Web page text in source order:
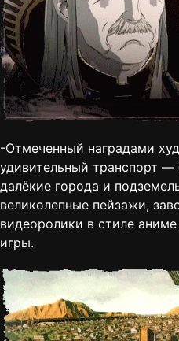
-Отмеченный наградами
удивительный транспорт —
далёкие города и
великолепные пейзажи,
видеоролики в стиле
игры.